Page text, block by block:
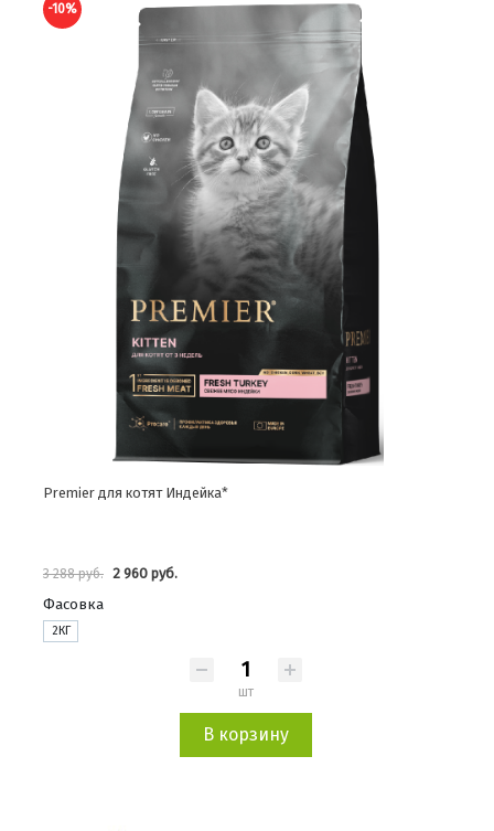
-10%
Premier для котят Индейка*
3 288 руб. 2 960 руб.
Фасовка
2КГ
шт
В корзину